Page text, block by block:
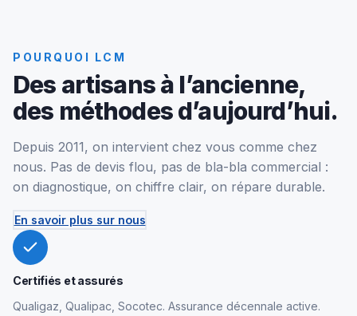
POURQUOI LCM
Des artisans à l’ancienne,
des méthodes d’aujourd’hui.
Depuis 2011, on intervient chez vous comme chez
nous. Pas de devis flou, pas de bla-bla commercial :
on diagnostique, on chiffre clair, on répare durable.
En savoir plus sur nous
Certifiés et assurés
Qualigaz, Qualipac, Socotec. Assurance décennale active.